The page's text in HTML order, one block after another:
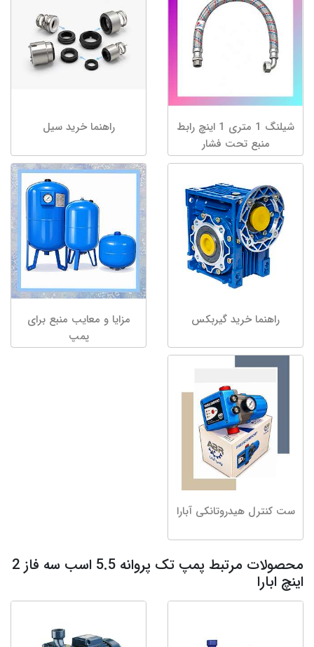
شیلنگ 1 متری 1 اینچ رابط
منبع تحت فشار
راهنما خرید سیل
راهنما خرید گیربکس
مزایا و معایب منبع برای
پمپ
ست کنترل هیدروتانکی آبارا
محصولات مرتبط پمپ تک پروانه 5.5 اسب سه فاز 2
اینچ ابارا